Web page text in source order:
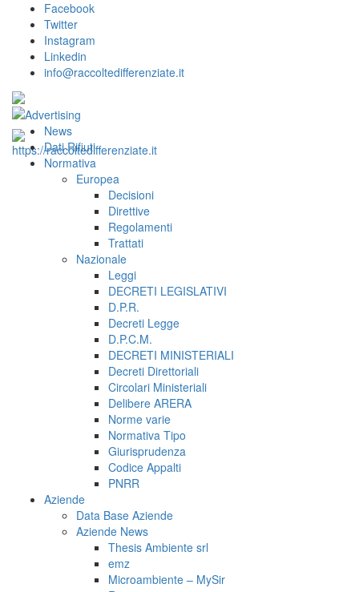
Facebook
Twitter
Instagram
Linkedin
info@raccoltedifferenziate.it
News
Dati Rifiuti
Normativa
Europea
Decisioni
Direttive
Regolamenti
Trattati
Nazionale
Leggi
DECRETI LEGISLATIVI
D.P.R.
Decreti Legge
D.P.C.M.
DECRETI MINISTERIALI
Decreti Direttoriali
Circolari Ministeriali
Delibere ARERA
Norme varie
Normativa Tipo
Giurisprudenza
Codice Appalti
PNRR
Aziende
Data Base Aziende
Aziende News
Thesis Ambiente srl
emz
Microambiente – MySir